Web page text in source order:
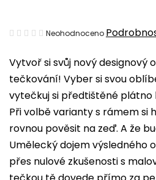
Vytvoř si svůj nový designový
tečkování! Vyber si svou
vytečkuj si předtištěné plátno
Při volbě varianty s rámem si
rovnou pověsit na zeď. A že
Umělecký dojem výsledného
přes nulové zkušenosti s
Průměrné
produktu
je
0,0
z
5
hvězdiček.
Neohodnoceno